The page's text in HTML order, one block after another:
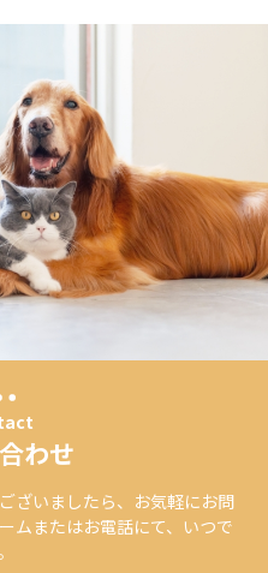
わせ
ざいましたら、お気軽にお問
ムまたはお電話にて、いつで